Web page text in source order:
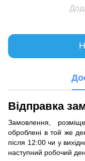
Відправка
Замовлення,
оброблені в той же
після 12:00 чи у
наступний робочий